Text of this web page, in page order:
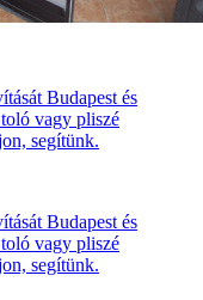
Budapest és
vagy pliszé
segítünk.
Budapest és
vagy pliszé
segítünk.